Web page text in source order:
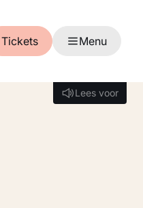
Tickets Menu
Lees voor
Lees voor